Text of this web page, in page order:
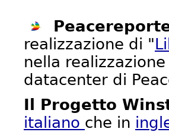
realizzazione di "
nella
datacenter di
Il Progetto
italiano che in